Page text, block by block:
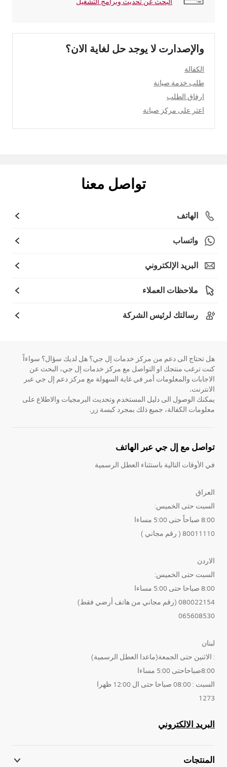
والإصدارت لا يوجد حل لغاية الان؟
الكفالة
طلب خدمة صيانة
ارفاق الطلب
اعثر على مركز صيانة
تواصل معنا
الهاتف
واتساب
البريد الإلكتروني
ملاحظات العملاء
رسالتك لرئيس الشركة
هل تحتاج الى دعم من مركز خدمات إل جي؟ هل لديك سؤال؟ سواءاً
كنت ترغب منتجك او التواصل مع مركز خدمات إل جي، البحث عن
الاجابات والمعلومات أمر في غاية السهولة مع مركز دعم إل جي عبر
الانترنت.
يمكنك الوصول الى دليل المستخدم وتحديث البرمجيات والاطلاع على
معلومات الكفالة، جميع ذلك بمجرد كبسة زر.
تواصل مع إل جي عبر الهاتف
في الأوقات التالية باستثناء العطل الرسمية
العراق
السبت حتى الخميس:
8:00 صباحاً حتى 5:00 مساءا
80011110 ( رقم مجاني )
الاردن
السبت حتى الخميس:
8:00 صباحا حتى 5:00 مساءا
080022154 (رقم مجاني من هاتف أرضي فقط)
065608530
لبنان
: الاثنين حتى الجمعة(ماعدا العطل الرسمية)
8:00صباحاحتى 5:00 مساءا
السبت : 08:00 صباحا حتى ال 12:00 ظهرا
1273
البريد الالكتروني
المنتجات